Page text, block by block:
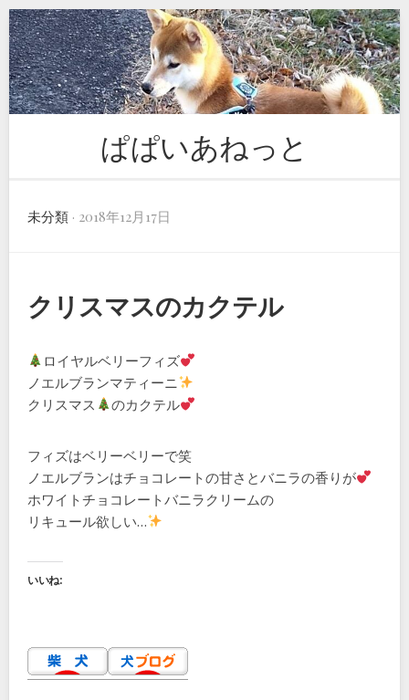
Skip
to
content
ぱぱいあねっと
未分類 · 2018年12月17日
クリスマスのカクテル
ロイヤルベリーフィズ
ノエルブランマティーニ
クリスマス
のカクテル
フィズはベリーベリーで笑
ノエルブランはチョコレートの甘さとバニラの香りが
ホワイトチョコレートバニラクリームの
リキュール欲しい…
いいね: